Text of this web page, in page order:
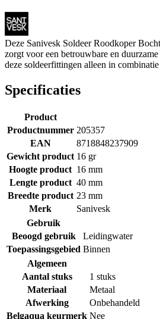
Deze Sanivesk Soldeer Roodkoper
zorgt voor een betrouwbare en
deze soldeerfittingen alleen in
Specificaties
Product
Productnummer 205357
EAN
8718848237909
Gewicht product 16 gr
Hoogte product 16 mm
Lengte product 40 mm
Breedte product 23 mm
Merk
Sanivesk
Gebruik
Beoogd gebruik
Leidingwater
Toepassingsgebied Binnen
Algemeen
Aantal stuks
1 stuks
Materiaal
Metaal
Afwerking
Onbehandeld
Belgaqua keurmerk Nee